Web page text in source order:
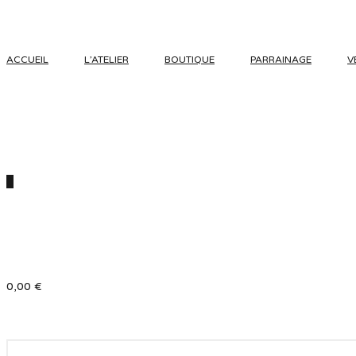
ACCUEIL L’ATELIER BOUTIQUE PARRAINAGE
0,00 €